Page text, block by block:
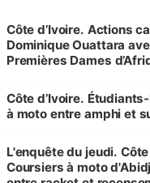
Côte d’Ivoire. Actions
Dominique Ouattara
Premières Dames
Côte d’Ivoire.
à moto entre amphi et
L'enquête du jeudi.
Coursiers à moto